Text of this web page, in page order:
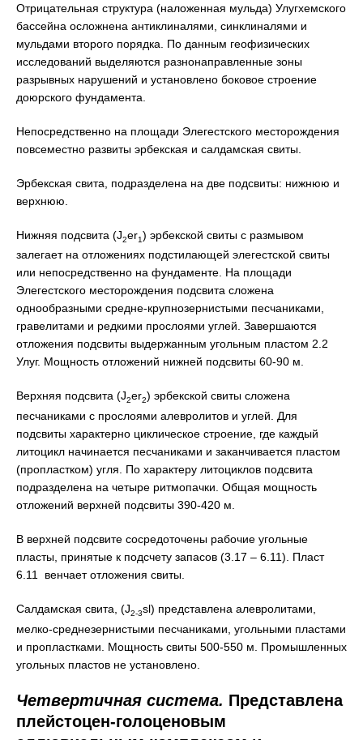
Отрицательная структура (наложенная мульда) Улугхемского
бассейна осложнена антиклиналями, синклиналями и
мульдами второго порядка. По данным геофизических
исследований выделяются разнонаправленные зоны
разрывных нарушений и установлено боковое строение
доюрского фундамента.
Непосредственно на площади Элегестского месторождения
повсеместно развиты эрбекская и салдамская свиты.
Эрбекская свита, подразделена на две подсвиты: нижнюю и
верхнюю.
Нижняя подсвита (J2er1) эрбекской свиты с размывом
залегает на отложениях подстилающей элегестской свиты
или непосредственно на фундаменте. На площади
Элегестского месторождения подсвита сложена
однообразными средне-крупнозернистыми песчаниками,
гравелитами и редкими прослоями углей. Завершаются
отложения подсвиты выдержанным угольным пластом 2.2
Улуг. Мощность отложений нижней подсвиты 60-90 м.
Верхняя подсвита (J2er2) эрбекской свиты сложена
песчаниками с прослоями алевролитов и углей. Для
подсвиты характерно циклическое строение, где каждый
литоцикл начинается песчаниками и заканчивается пластом
(пропластком) угля. По характеру литоциклов подсвита
подразделена на четыре ритмопачки. Общая мощность
отложений верхней подсвиты 390-420 м.
В верхней подсвите сосредоточены рабочие угольные
пласты, принятые к подсчету запасов (3.17 – 6.11). Пласт
6.11 венчает отложения свиты.
Салдамская свита, (J2-3sl) представлена алевролитами,
мелко-среднезернистыми песчаниками, угольными пластами
и пропластками. Мощность свиты 500-550 м. Промышленных
угольных пластов не установлено.
Четвертичная система. Представлена
плейстоцен-голоценовым